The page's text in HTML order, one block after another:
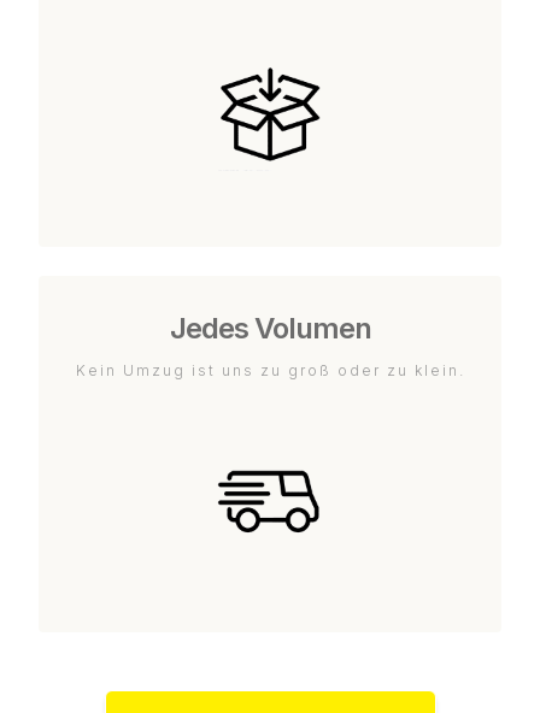
Jedes Volumen
Kein Umzug ist uns zu groß oder zu klein.